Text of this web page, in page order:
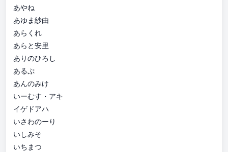
あやね
あゆま紗由
あらくれ
あらと安里
ありのひろし
あるぷ
あんのみけ
いーむす・アキ
イゲドアハ
いさわのーり
いしみそ
いちまつ